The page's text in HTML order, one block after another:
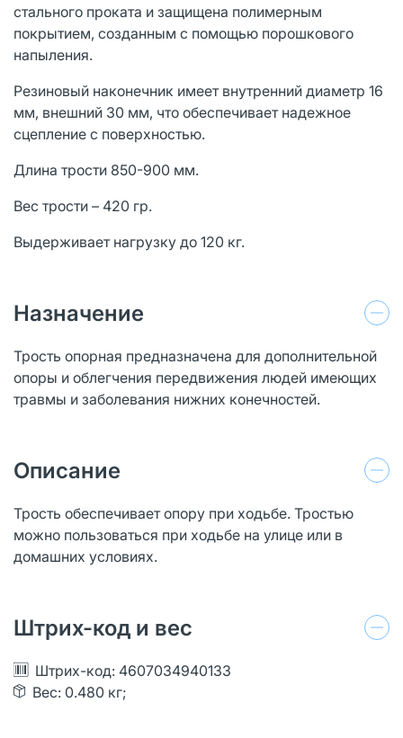
стального проката и защищена полимерным
покрытием, созданным с помощью порошкового
напыления.
Резиновый наконечник имеет внутренний диаметр 16
мм, внешний 30 мм, что обеспечивает надежное
сцепление с поверхностью.
Длина трости 850-900 мм.
Вес трости – 420 гр.
Выдерживает нагрузку до 120 кг.
Назначение
Трость опорная предназначена для дополнительной
опоры и облегчения передвижения людей имеющих
травмы и заболевания нижних конечностей.
Описание
Трость обеспечивает опору при ходьбе. Тростью
можно пользоваться при ходьбе на улице или в
домашних условиях.
Штрих-код и вес
Штрих-код: 4607034940133
Вес: 0.480 кг;